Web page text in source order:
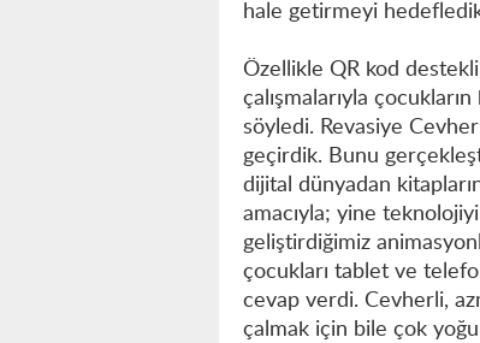
hale getirmeyi
Özellikle QR kod
çalışmalarıyla
söyledi. Revasiye
geçirdik. Bunu
dijital dünyadan
amacıyla; yine
geliştirdiğimiz
çocukları tablet ve
cevap verdi. Cevherli,
çalmak için bile çok